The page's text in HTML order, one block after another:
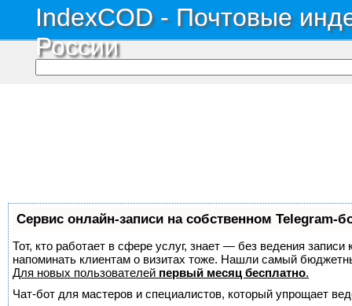
IndexCOD - Почтовые
России
Сервис онлайн-записи на собственном Telegram-
Тот, кто работает в сфере услуг, знает — без ведения
напоминать клиентам о визитах тоже. Нашли самый
Для новых пользователей первый месяц бесплатно.
Чат-бот для мастеров и специалистов, который упрощает